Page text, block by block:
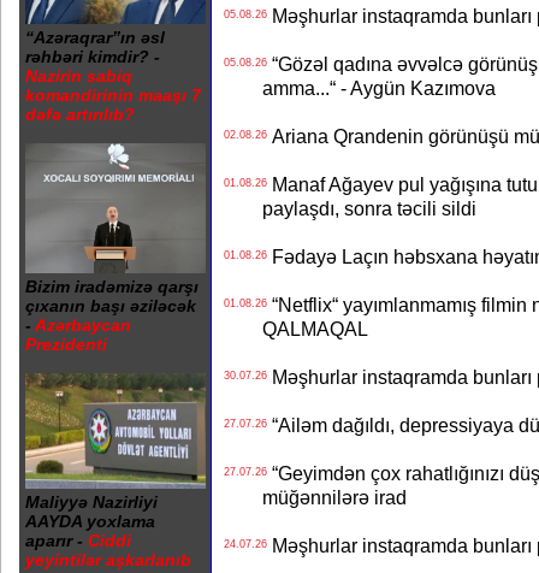
“Azəraqrar”ın əsl
rəhbəri kimdir? -
Nazirin sabiq
komandirinin maaşı 7
dəfə artırılıb?
Bizim iradəmizə qarşı
çıxanın başı əziləcək
- Azərbaycan
Prezidenti
Maliyyə Nazirliyi
AAYDA yoxlama
aparır - Ciddi
yeyintilər aşkarlanıb
05.08.26Məşhurlar instaqramda bunları
05.08.26“Gözəl qadına əvvəlcə
amma...“ - Aygün Kazımova
02.08.26Ariana Qrandenin görünüşü
01.08.26Manaf Ağayev pul yağışına
paylaşdı, sonra təcili sildi
01.08.26Fədayə Laçın həbsxana
01.08.26“Netflix“ yayımlanmamış
QALMAQAL
30.07.26Məşhurlar instaqramda bunları
27.07.26“Ailəm dağıldı, depressiyaya
27.07.26“Geyimdən çox rahatlığınızı
müğənnilərə irad
24.07.26Məşhurlar instaqramda bunları